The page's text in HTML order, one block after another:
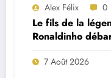
Alex Félix 0
Le fils de la
Ronaldinho
7 Août 2026